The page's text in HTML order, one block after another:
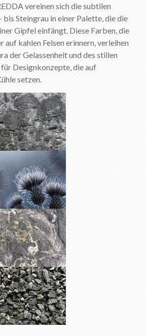
vereinen sich die subtilen
Steingrau in einer Palette, die die
Gipfel einfängt. Diese Farben, die
auf kahlen Felsen erinnern, verleihen
der Gelassenheit und des stillen
Designkonzepte, die auf
setzen.